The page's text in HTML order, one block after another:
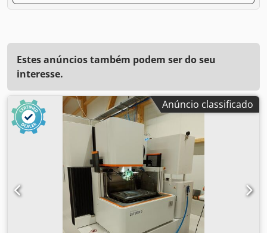
Estes anúncios também podem ser do seu
interesse.
Anúncio classificado